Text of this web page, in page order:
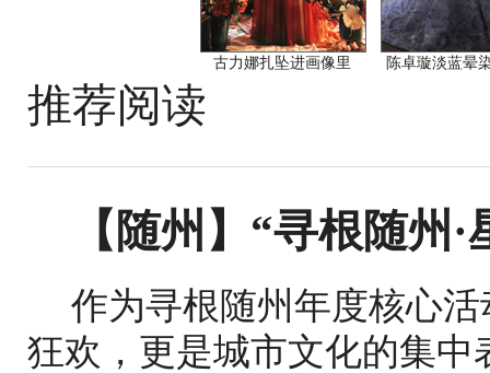
古力娜扎坠进画像里 陈卓璇淡蓝晕
推荐阅读
【随州】“寻根随州
作为寻根随州年度核心
狂欢，更是城市文化的集